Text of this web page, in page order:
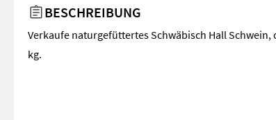
BESCHREIBUNG
Verkaufe naturgefüttertes Schwäbisch Hall Schwein,
kg.